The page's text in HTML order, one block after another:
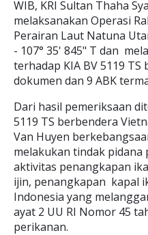
WIB, KRI Sultan Thaha
melaksanakan Operasi
Perairan Laut Natuna
- 107° 35' 845" T dan
terhadap KIA BV 5119
dokumen dan 9 ABK
Dari hasil pemeriksaan
5119 TS berbendera
Van Huyen
melakukan tindak
aktivitas penangkapan
ijin, penangkapan kapal
Indonesia yang
ayat 2 UU RI Nomor 45
perikanan.